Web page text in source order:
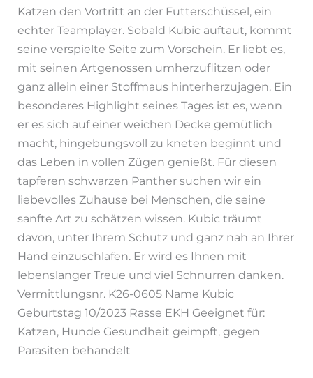
Katzen den Vortritt an der Futterschüssel, ein
echter Teamplayer. Sobald Kubic auftaut, kommt
seine verspielte Seite zum Vorschein. Er liebt es,
mit seinen Artgenossen umherzuflitzen oder
ganz allein einer Stoffmaus hinterherzujagen. Ein
besonderes Highlight seines Tages ist es, wenn
er es sich auf einer weichen Decke gemütlich
macht, hingebungsvoll zu kneten beginnt und
das Leben in vollen Zügen genießt. Für diesen
tapferen schwarzen Panther suchen wir ein
liebevolles Zuhause bei Menschen, die seine
sanfte Art zu schätzen wissen. Kubic träumt
davon, unter Ihrem Schutz und ganz nah an Ihrer
Hand einzuschlafen. Er wird es Ihnen mit
lebenslanger Treue und viel Schnurren danken.
Vermittlungsnr. K26-0605 Name Kubic
Geburtstag 10/2023 Rasse EKH Geeignet für:
Katzen, Hunde Gesundheit geimpft, gegen
Parasiten behandelt